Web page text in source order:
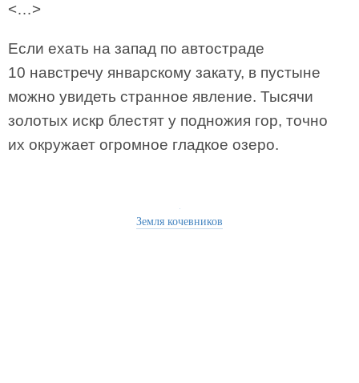
<…>
Если ехать на запад по автостраде
10 навстречу январскому закату, в пустыне
можно увидеть странное явление. Тысячи
золотых искр блестят у подножия гор, точно
их окружает огромное гладкое озеро.
Земля кочевников